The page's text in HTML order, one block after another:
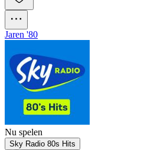
Jaren '80
Nu spelen
Sky Radio 80s Hits